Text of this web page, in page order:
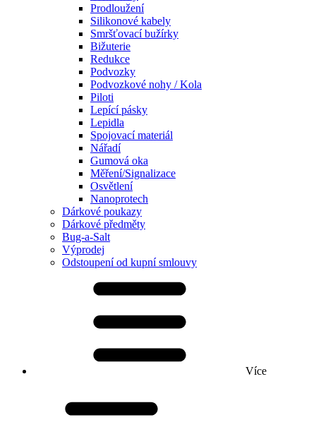
Prodloužení
Silikonové kabely
Smršťovací bužírky
Bižuterie
Redukce
Podvozky
Podvozkové nohy / Kola
Piloti
Lepící pásky
Lepidla
Spojovací materiál
Nářadí
Gumová oka
Měření/Signalizace
Osvětlení
Nanoprotech
Dárkové poukazy
Dárkové předměty
Bug-a-Salt
Výprodej
Odstoupení od kupní smlouvy
Více